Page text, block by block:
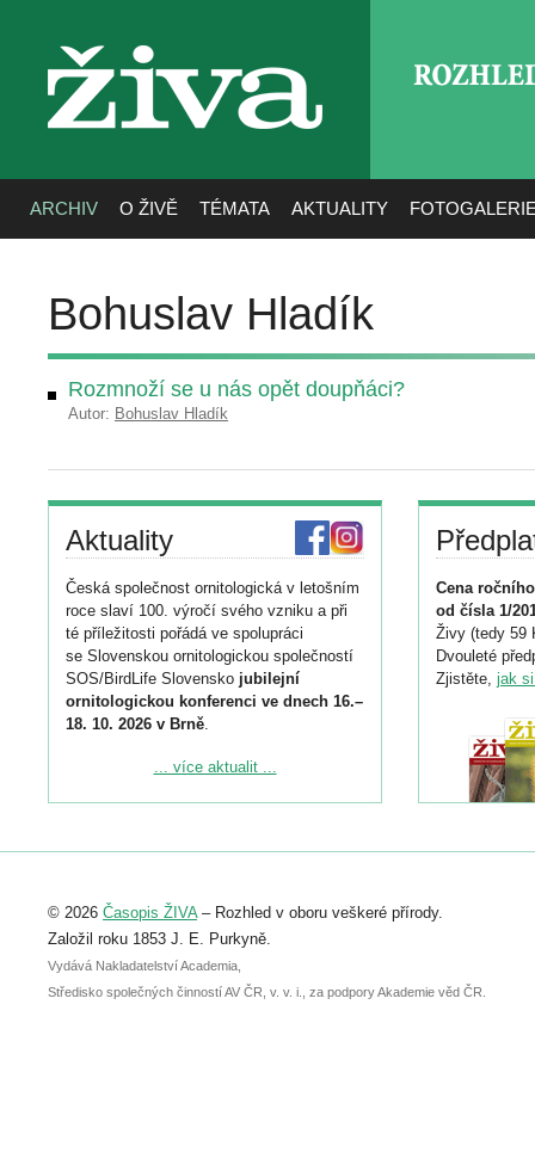
živa
ARCHIV O ŽIVĚ TÉMATA AKTUALITY
Bohuslav Hladík
Rozmnoží se u nás opět doupňáci?
Autor: Bohuslav Hladík
Aktuality
Česká společnost ornitologická v letošním
roce slaví 100. výročí svého vzniku a při
té příležitosti pořádá ve spolupráci
se Slovenskou ornitologickou společností
SOS/BirdLife Slovensko jubilejní
ornitologickou konferenci ve dnech 16.–
18. 10. 2026 v Brně.
Podrobnější informace ke konferenci
Registrovat se můžete do 6. září.
abstraktu přihlášené přednášky nebo
posteru je už 30. června.
... více aktualit ...
Cena
od čísla 1/
Živy (tedy 59
Dvouleté
Zjistěte, jak
© 2026 Časopis ŽIVA– Rozhled v oboru veškeré přírody.
Založil roku 1853 J. E. Purkyně.
Vydává Nakladatelství Academia,
Středisko společných činností AV ČR, v. v. i., za podpory Akademie věd ČR.